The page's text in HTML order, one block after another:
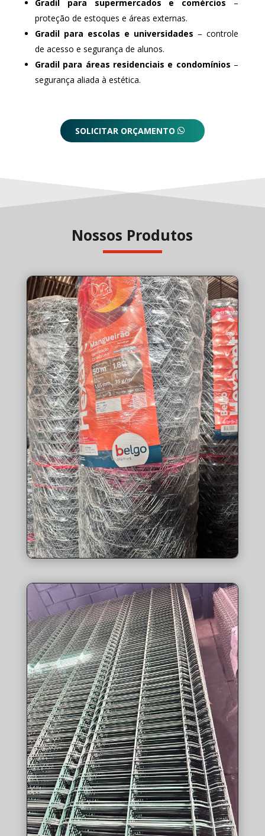
Gradil para supermercados e comércios –
proteção de estoques e áreas externas.
Gradil para escolas e universidades – controle
de acesso e segurança de alunos.
Gradil para áreas residenciais e condomínios –
segurança aliada à estética.
SOLICITAR ORÇAMENTO
Nossos Produtos